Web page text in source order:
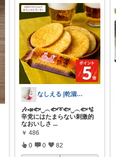
なしえる |乾涸びたマーメイド
🎶📣🐟‿︵🐟➰🐟‿︵🐟🫧
辛党にはたまらない刺激的
なおいしさ ...
￥ 486
0 0 82